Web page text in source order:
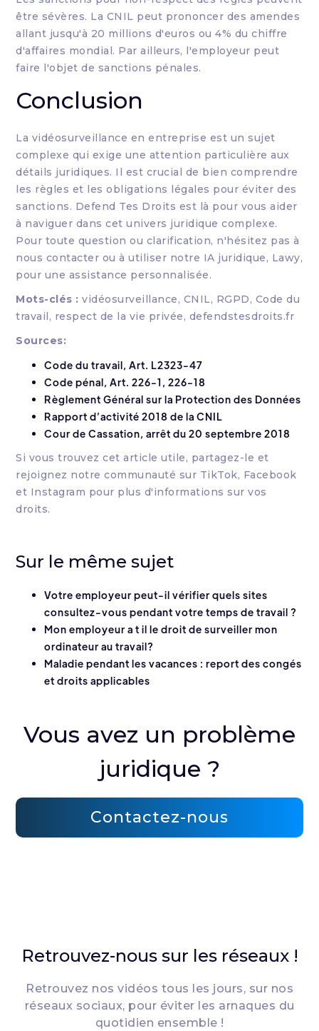
être sévères. La CNIL peut prononcer des amendes
allant jusqu'à 20 millions d'euros ou 4% du chiffre
d'affaires mondial. Par ailleurs, l'employeur peut
faire l'objet de sanctions pénales.
Conclusion
La vidéosurveillance en entreprise est un sujet
complexe qui exige une attention particulière aux
détails juridiques. Il est crucial de bien comprendre
les règles et les obligations légales pour éviter des
sanctions. Defend Tes Droits est là pour vous aider
à naviguer dans cet univers juridique complexe.
Pour toute question ou clarification, n'hésitez pas à
nous contacter ou à utiliser notre IA juridique, Lawy,
pour une assistance personnalisée.
Mots-clés : vidéosurveillance, CNIL, RGPD, Code du
travail, respect de la vie privée, defendstesdroits.fr
Sources:
Code du travail, Art. L2323-47
Code pénal, Art. 226-1, 226-18
Règlement Général sur la Protection des Données
Rapport d’activité 2018 de la CNIL
Cour de Cassation, arrêt du 20 septembre 2018
Si vous trouvez cet article utile, partagez-le et
rejoignez notre communauté sur TikTok, Facebook
et Instagram pour plus d'informations sur vos
droits.
Sur le même sujet
Votre employeur peut-il vérifier quels sites
consultez-vous pendant votre temps de travail ?
Mon employeur a t il le droit de surveiller mon
ordinateur au travail?
Maladie pendant les vacances : report des congés
et droits applicables
Vous avez un problème
juridique ?
Contactez-nous
Retrouvez-nous sur les réseaux !
Retrouvez nos vidéos tous les jours, sur nos
réseaux sociaux, pour éviter les arnaques du
quotidien ensemble !